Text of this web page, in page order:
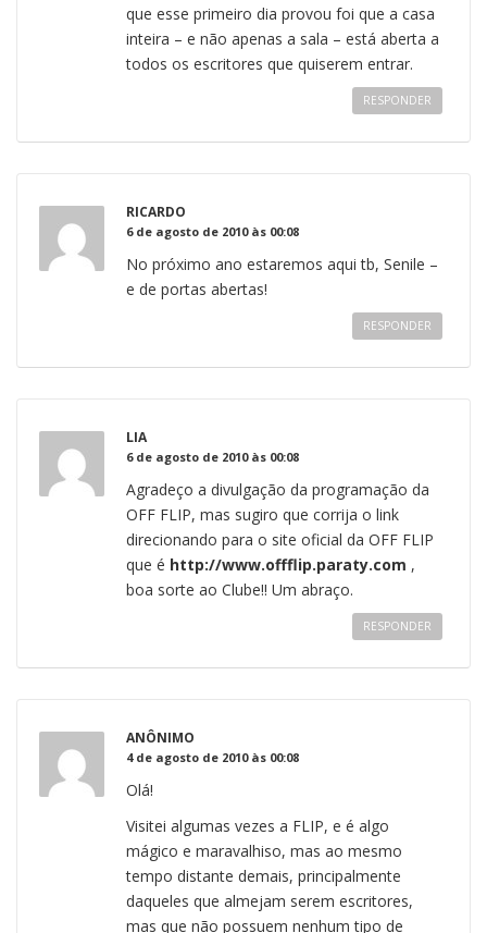
que esse primeiro dia provou foi que a casa
inteira – e não apenas a sala – está aberta a
todos os escritores que quiserem entrar.
RESPONDER
RICARDO
6 de agosto de 2010 às 00:08
No próximo ano estaremos aqui tb, Senile –
e de portas abertas!
RESPONDER
LIA
6 de agosto de 2010 às 00:08
Agradeço a divulgação da programação da
OFF FLIP, mas sugiro que corrija o link
direcionando para o site oficial da OFF FLIP
que é http://www.offflip.paraty.com ,
boa sorte ao Clube!! Um abraço.
RESPONDER
ANÔNIMO
4 de agosto de 2010 às 00:08
Olá!
Visitei algumas vezes a FLIP, e é algo
mágico e maravalhiso, mas ao mesmo
tempo distante demais, principalmente
daqueles que almejam serem escritores,
mas que não possuem nenhum tipo de